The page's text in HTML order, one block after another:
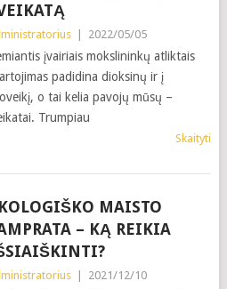
2022/05/05
įvairiais mokslininkų atliktais
padidina dioksinų ir į
o tai kelia pavojų mūsų –
Trumpiau
Skaityti
MAISTO
– KĄ REIKIA
2021/12/10